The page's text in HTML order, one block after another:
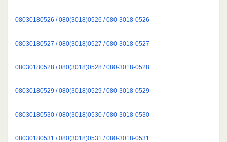
08030180526 / 080(3018)0526 / 080-3018-0526
08030180527 / 080(3018)0527 / 080-3018-0527
08030180528 / 080(3018)0528 / 080-3018-0528
08030180529 / 080(3018)0529 / 080-3018-0529
08030180530 / 080(3018)0530 / 080-3018-0530
08030180531 / 080(3018)0531 / 080-3018-0531